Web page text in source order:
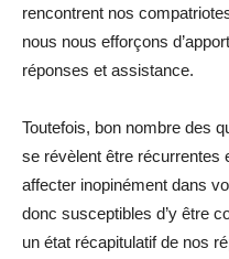
rencontrent nos
nous nous efforçons
réponses et assistance.
Toutefois, bon nombre des
se révèlent être récurrentes
affecter inopinément dans
donc susceptibles d’y être
un état récapitulatif de nos